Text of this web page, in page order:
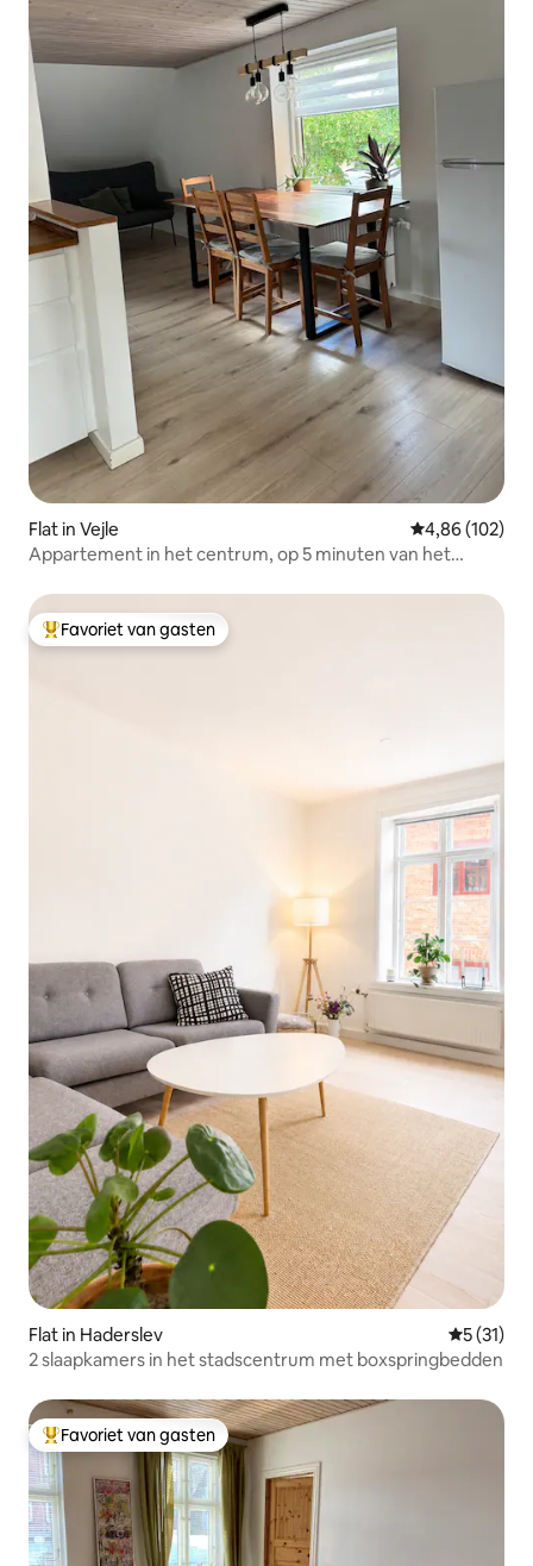
Flat in Vejle Gemiddelde
4,86 (102)
Appartement in het centrum, op 5 minuten van het
Topfavoriet van gasten
Favoriet van gasten
Flat in Haderslev
5 (31)
2 slaapkamers in het stadscentrum met boxspringbedden
Topfavoriet van gasten
Favoriet van gasten